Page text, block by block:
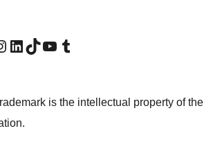
문하기 LinkedIn 계정 방문하기틱톡 계정 방문하기유튜브 채널 방문하기 텀블러 계정 방문하기
is the intellectual property of the